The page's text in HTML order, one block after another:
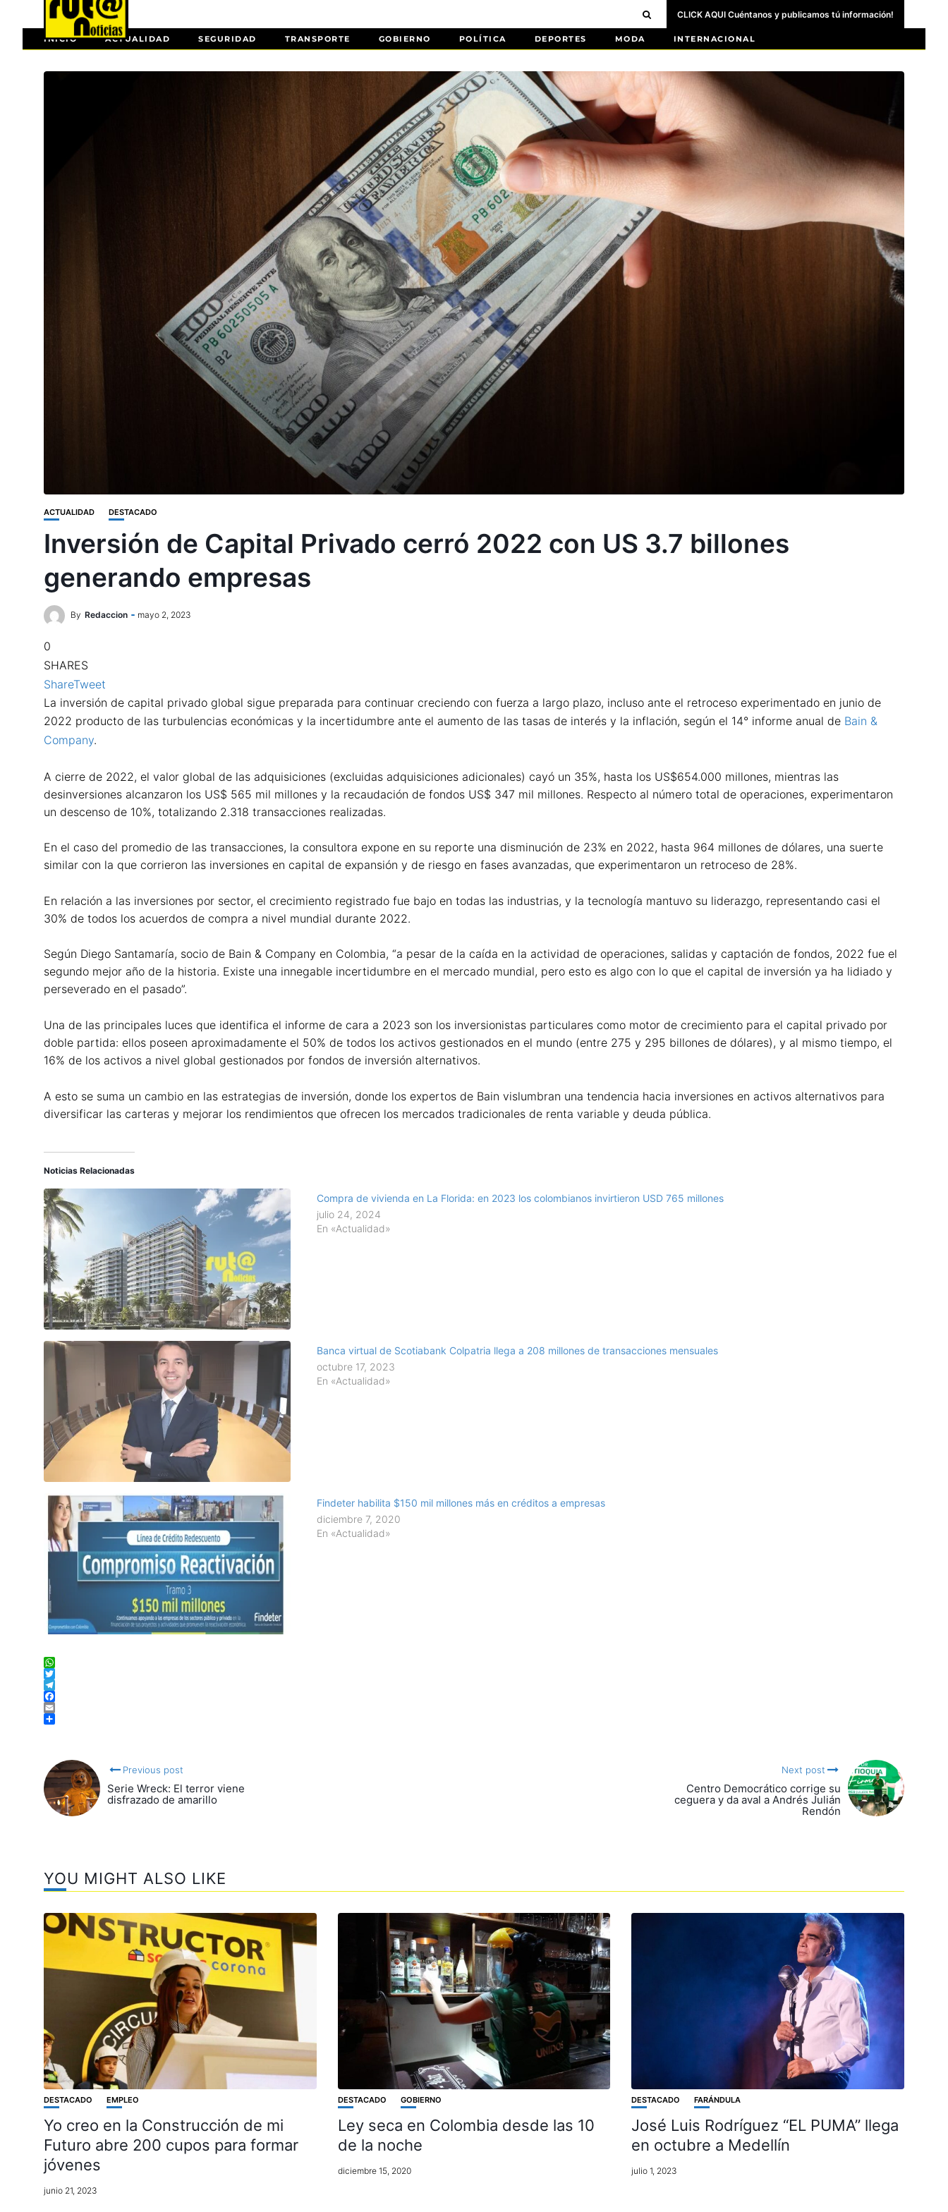
CLICK AQUI Cuéntanos y publicamos tú información!
INICIO ACTUALIDAD SEGURIDAD TRANSPORTE GOBIERNO POLÍTICA DEPORTES MODA INTERNACIONAL
ACTUALIDAD DESTACADO
Inversión de Capital Privado cerró 2022 con US 3.7 billones
generando empresas
By Redaccion mayo 2, 2023
0
SHARES
ShareTweet
La inversión de capital privado global sigue preparada para continuar creciendo con fuerza a largo plazo, incluso ante el retroceso experimentado en junio de
2022 producto de las turbulencias económicas y la incertidumbre ante el aumento de las tasas de interés y la inflación, según el 14° informe anual de Bain &
Company.
A cierre de 2022, el valor global de las adquisiciones (excluidas adquisiciones adicionales) cayó un 35%, hasta los US$654.000 millones, mientras las
desinversiones alcanzaron los US$ 565 mil millones y la recaudación de fondos US$ 347 mil millones. Respecto al número total de operaciones, experimentaron
un descenso de 10%, totalizando 2.318 transacciones realizadas.
En el caso del promedio de las transacciones, la consultora expone en su reporte una disminución de 23% en 2022, hasta 964 millones de dólares, una suerte
similar con la que corrieron las inversiones en capital de expansión y de riesgo en fases avanzadas, que experimentaron un retroceso de 28%.
En relación a las inversiones por sector, el crecimiento registrado fue bajo en todas las industrias, y la tecnología mantuvo su liderazgo, representando casi el
30% de todos los acuerdos de compra a nivel mundial durante 2022.
Según Diego Santamaría, socio de Bain & Company en Colombia, “a pesar de la caída en la actividad de operaciones, salidas y captación de fondos, 2022 fue el
segundo mejor año de la historia. Existe una innegable incertidumbre en el mercado mundial, pero esto es algo con lo que el capital de inversión ya ha lidiado y
perseverado en el pasado”.
Una de las principales luces que identifica el informe de cara a 2023 son los inversionistas particulares como motor de crecimiento para el capital privado por
doble partida: ellos poseen aproximadamente el 50% de todos los activos gestionados en el mundo (entre 275 y 295 billones de dólares), y al mismo tiempo, el
16% de los activos a nivel global gestionados por fondos de inversión alternativos.
A esto se suma un cambio en las estrategias de inversión, donde los expertos de Bain vislumbran una tendencia hacia inversiones en activos alternativos para
diversificar las carteras y mejorar los rendimientos que ofrecen los mercados tradicionales de renta variable y deuda pública.
Noticias Relacionadas
Compra de vivienda en La Florida: en 2023 los colombianos invirtieron USD 765 millones
julio 24, 2024
En «Actualidad»
Banca virtual de Scotiabank Colpatria llega a 208 millones de transacciones mensuales
octubre 17, 2023
En «Actualidad»
Findeter habilita $150 mil millones más en créditos a empresas
diciembre 7, 2020
En «Actualidad»
WhatsApp
Twitter
Telegram
Facebook
Email
Previous post
Serie Wreck: El terror viene
disfrazado de amarillo
Next post
Centro Democrático corrige su
ceguera y da aval a Andrés Julián
Rendón
YOU MIGHT ALSO LIKE
DESTACADO EMPLEO
Yo creo en la Construcción de mi
Futuro abre 200 cupos para formar
jóvenes
junio 21, 2023
DESTACADO GOBIERNO
Ley seca en Colombia desde las 10
de la noche
diciembre 15, 2020
DESTACADO FARÁNDULA
José Luis Rodríguez “EL PUMA” llega
en octubre a Medellín
julio 1, 2023